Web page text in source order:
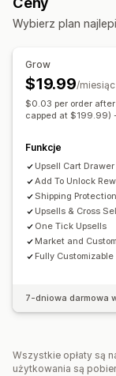
Dodatki add-on
Przypięty koszyk
Wielowalutowe
Oferty i
Ubezpieczenie
System poziomów
Uaktualnienie
Analizy
Testy A/B
Wybierz plan
Grow
$19.99/miesiąc
$0.03 per order
capped at $199.99)
Funkcje
Upsell Cart
Add To Unlock
Shipping Protection
Upsells & Cross
One Tick Upsells
Market and
Fully Customizable
7-dniowa darmowa
Wszystkie opłaty są
użytkowania są